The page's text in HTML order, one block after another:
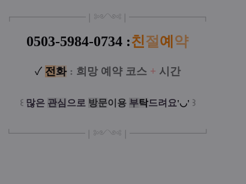
┏━━━━━━━━ ❘༻༺❘ ━━━━━━━━┓
0503-5984-0734 :친절 예 약
✓ 전화 : 희망 예약 코스 + 시간
꒰ 많은 관심 으로 방문이 용 부탁드려요'◡' ꒱
┗━━━━━━━━ ❘༻༺❘ ━━━━━━━━┛